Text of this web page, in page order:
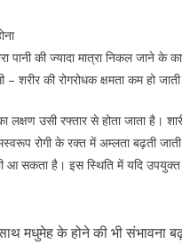
पानी की ज्यादा मात्रा निकल जाने के
– शरीर की रोगरोधक क्षमता कम हो
लक्षण उसी रफ्तार से होता जाता है।
रोगी के रक्त में अम्लता बढ़ती
आ सकता है। इस स्थिति में यदि उपयुक्त
मधुमेह के होने की भी संभावना